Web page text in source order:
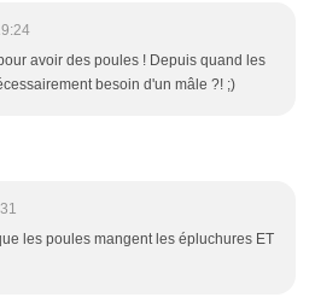
avoir des poules ! Depuis quand les
besoin d'un mâle ?! ;)
les poules mangent les épluchures ET